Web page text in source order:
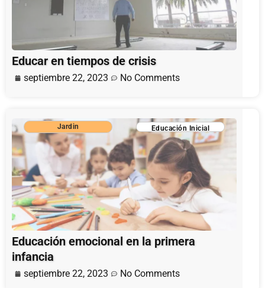
Educar en tiempos de crisis
septiembre 22, 2023 No Comments
Jardin Educación Inicial
Educación emocional en la primera
infancia
septiembre 22, 2023 No Comments